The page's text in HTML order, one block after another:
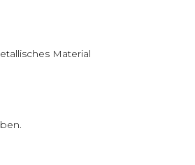
Material